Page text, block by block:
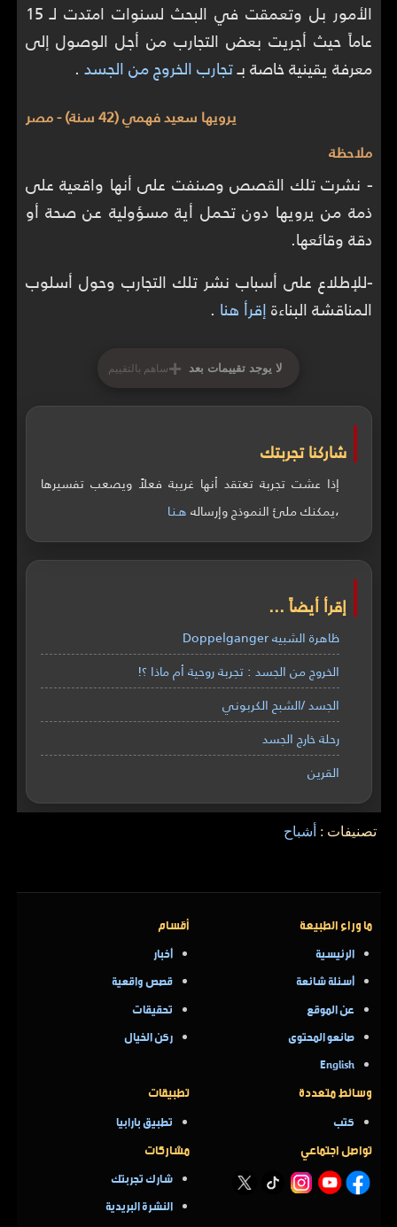
الأمور بل وتعمقت في البحث لسنوات امتدت لـ 15
عاماً حيث أجريت بعض التجارب من أجل الوصول إلى
معرفة يقينية خاصة بـتجارب الخروج من الجسد .
يرويها سعيد فهمي (42 سنة) - مصر
ملاحظة
- نشرت تلك القصص وصنفت على أنها واقعية على
ذمة من يرويها دون تحمل أية مسؤولية عن صحة أو
دقة وقائعها.
-للإطلاع على أسباب نشر تلك التجارب وحول أسلوب
المناقشة البناءةإقرأ هنا .
لا يوجد تقييمات بعد +ساهم بالتقييم
شاركنا تجربتك
إذا عشت تجربة تعتقد أنها غريبة فعلاً ويصعب تفسيرها
،يمكنك ملئ النموذج وإرسالههـنـا
إقرأ أيضاً ...
ظاهرة الشبيه Doppelganger
الخروج من الجسد : تجربة روحية أم ماذا ؟!
الجسد /الشبح الكربوني
رحلة خارج الجسد
القرين
تصنيفات : أشباح
ما وراء الطبيعة
الرئيسية
أسئلة شائعة
عن الموقع
صانعو المحتوى
English
أقسام
أخبار
قصص واقعية
تحقيقات
ركن الخيال
وسائط متعددة
كتب
تطبيقات
تطبيق بارابيا
تواصل اجتماعي مشاركات
شارك تجربتك
النشرة البريدية